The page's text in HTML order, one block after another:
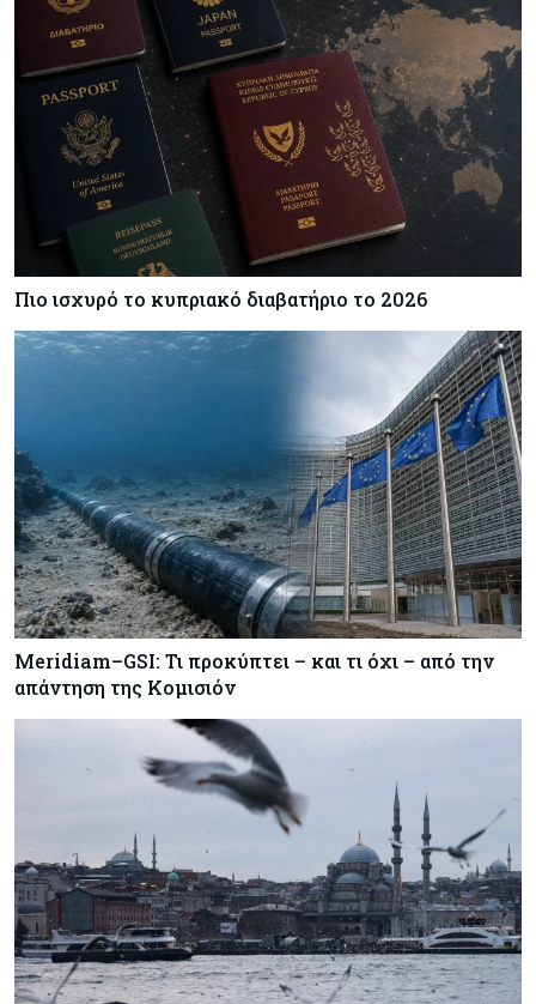
Πιο ισχυρό το κυπριακό διαβατήριο το 2026
Meridiam–GSI: Τι προκύπτει – και τι όχι – από την
απάντηση της Κομισιόν